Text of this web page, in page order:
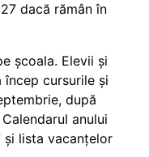
dacă rămân în
școala. Elevii și
cursurile și
după
anului
lista vacanțelor